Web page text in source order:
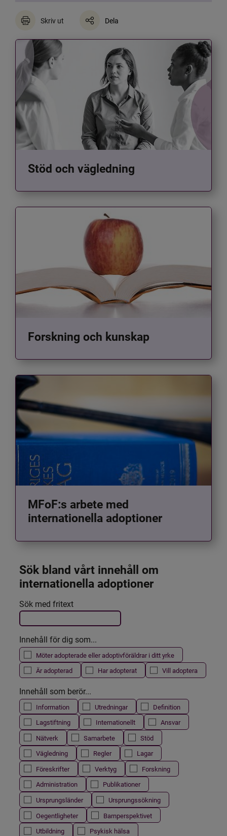
Skriv ut Dela
Stöd och vägledning
Forskning och kunskap
MFoF:s arbete med
internationella adoptioner
Sök bland vårt innehåll om
internationella adoptioner
Filtrera resultatet
Det här formuläret postas automatiskt
Sök med fritext
Innehåll för dig som...
Möter adopterade eller adoptivföräldrar i ditt yrke
Är adopterad
Har adopterat Vill adoptera
Innehåll som berör...
Information Utredningar
Definition
Lagstiftning
Internationellt
Ansvar
Nätverk
Samarbete
Stöd
Vägledning
Regler
Lagar
Föreskrifter
Verktyg
Forskning
Administration
Publikationer
Ursprungsländer
Ursprungssökning
Oegentligheter
Barnperspektivet
Utbildning
Psykisk hälsa